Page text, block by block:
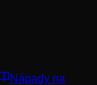
Nápady na